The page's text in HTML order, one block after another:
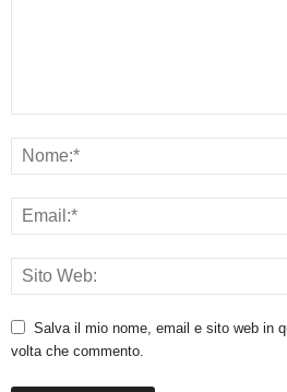
Salva il mio nome, email e sito web in
volta che commento.